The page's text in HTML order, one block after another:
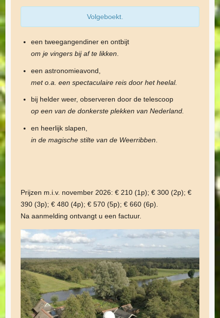
Volgeboekt.
een tweegangendiner en ontbijt
om je vingers bij af te likken
een astronomieavond,
met o.a. een spectaculaire reis door het heelal.
bij helder weer, observeren door de telescoop
op een van de donkerste plekken van Nederland.
en heerlijk slapen,
in de magische stilte van de Weerribben
Prijzen m.i.v. november 2026: € 210 (1p); € 300 (2p); €
390 (3p); € 480 (4p); € 570 (5p); € 660 (6p).
Na aanmelding ontvangt u een factuur.